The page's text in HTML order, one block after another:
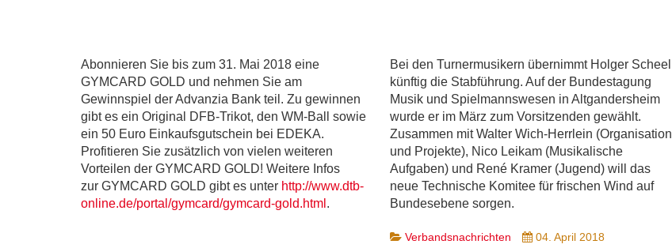
Abonnieren Sie bis zum 31. Mai 2018 eine
GYMCARD GOLD und nehmen Sie am
Gewinnspiel der Advanzia Bank teil. Zu gewinnen
gibt es ein Original DFB-Trikot, den WM-Ball sowie
ein 50 Euro Einkaufsgutschein bei EDEKA.
Profitieren Sie zusätzlich von vielen weiteren
Vorteilen der GYMCARD GOLD! Weitere Infos
zur GYMCARD GOLD gibt es unter http://www.dtb-
online.de/portal/gymcard/gymcard-gold.html .
Bei den Turnermusikern übernimmt Holger Scheel
künftig die Stabführung. Auf der Bundestagung
Musik und Spielmannswesen in Altgandersheim
wurde er im März zum Vorsitzenden gewählt.
Zusammen mit Walter Wich-Herrlein (Organisation
und Projekte), Nico Leikam (Musikalische
Aufgaben) und René Kramer (Jugend) will das
neue Technische Komitee für frischen Wind auf
Bundesebene sorgen.
Verbandsnachrichten 04. April 2018